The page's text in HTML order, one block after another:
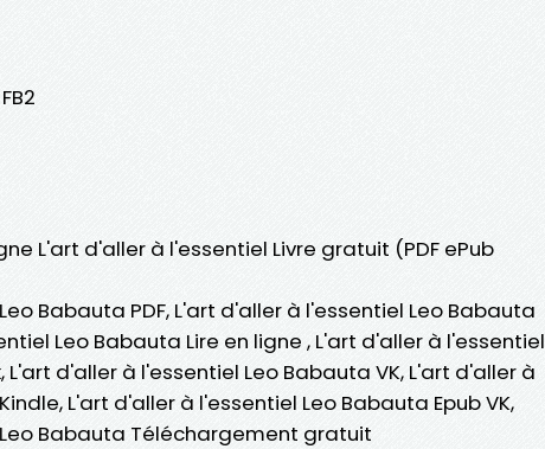
L'art d'aller à l'essentiel Livre gratuit (PDF ePub
Babauta PDF, L'art d'aller à l'essentiel Leo Babauta
Leo Babauta Lire en ligne , L'art d'aller à l'essentiel
d'aller à l'essentiel Leo Babauta VK, L'art d'aller à
L'art d'aller à l'essentiel Leo Babauta Epub VK,
Babauta Téléchargement gratuit